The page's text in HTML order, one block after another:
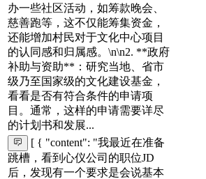
办一些社区活动，如筹款晚会、
慈善跑等，这不仅能筹集资金，
还能增加村民对于文化中心项目
的认同感和归属感。\n\n2. **政府
补助与资助**：研究当地、省市
级乃至国家级的文化建设基金，
看看是否有符合条件的申请项
目。通常，这样的申请需要详尽
的计划书和发展...
[ { "content": "我最近在准备
跳槽，看到心仪公司的职位JD
后，发现有一个要求是会说基本